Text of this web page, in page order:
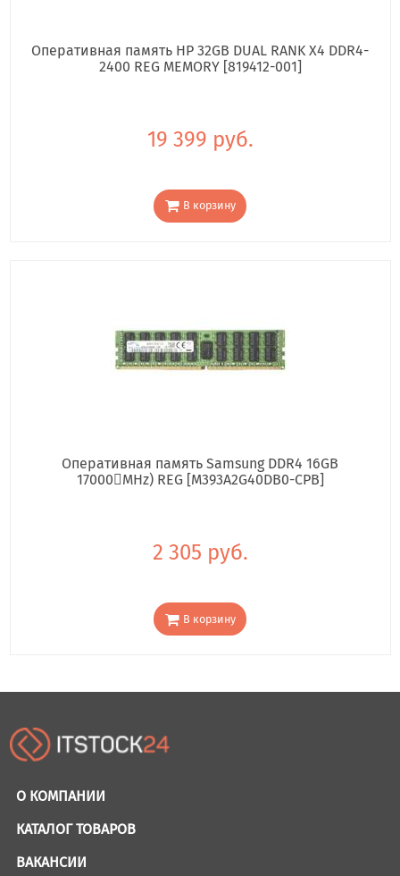
Оперативная память HP 32GB DUAL RANK X4 DDR4-
2400 REG MEMORY [819412-001]
19 399 руб.
В корзину
Оперативная память Samsung DDR4 16GB
17000񢋕MHz) REG [M393A2G40DB0-CPB]
2 305 руб.
В корзину
О КОМПАНИИ
КАТАЛОГ ТОВАРОВ
ВАКАНСИИ